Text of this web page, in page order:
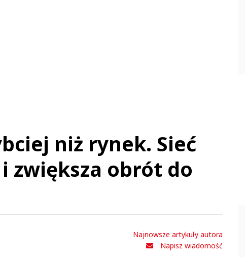
06.12.2022 / 22:25
by the moderator on the site
niż rynek. Sieć
zwiększa obrót do
Najnowsze artykuły autora
Napisz wiadomość